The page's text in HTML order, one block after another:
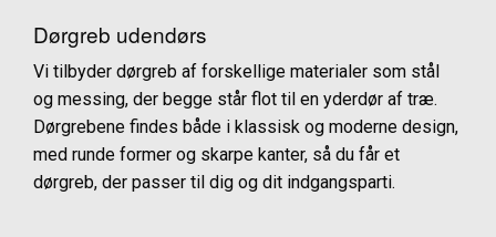
Dørgreb udendørs
Vi tilbyder dørgreb af forskellige materialer som stål
og messing, der begge står flot til en yderdør af træ.
Dørgrebene findes både i klassisk og moderne design,
med runde former og skarpe kanter, så du får et
dørgreb, der passer til dig og dit indgangsparti.